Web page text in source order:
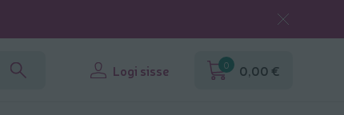
Logi sisse 0 0,00 €